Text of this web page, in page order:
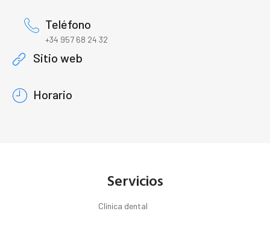
Teléfono
+34 957 68 24 32
Sitio web
Horario
Servicios
Clínica dental